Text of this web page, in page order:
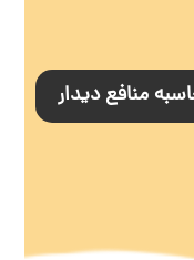
منافع دیدار